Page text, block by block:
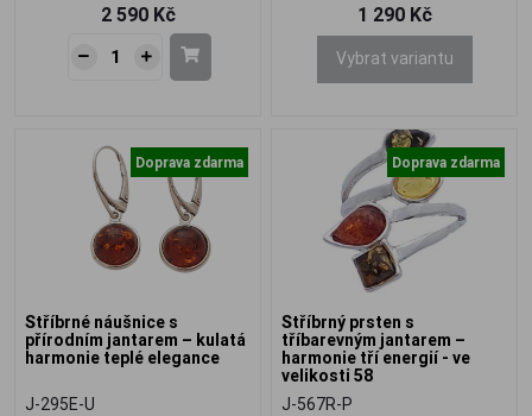
2 590 Kč 1 290 Kč
Vybrat variantu
Doprava zdarma
Stříbrné náušnice s
přírodním jantarem – kulatá
harmonie teplé elegance
J-295E-U
Doprava zdarma
Stříbrný prsten s
tříbarevným jantarem –
harmonie tří energií - ve
velikosti 58
J-567R-P